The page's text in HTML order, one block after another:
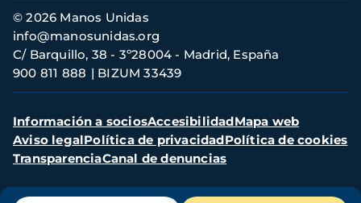
Información
de
contacto
© 2026 Manos Unidas
C/ Barquillo, 38 - 3º28004 - Madrid, España
900 811 888
BIZUM 33439
info@manosunidas.org
Menú
secundario
Información a sociosAccesibilidadMapa web
Aviso legalPolítica de privacidadPolítica de cookies
TransparenciaCanal de denuncias